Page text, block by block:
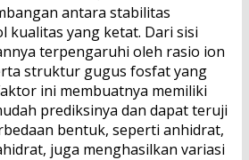
antara stabilitas
kualitas yang ketat. Dari sisi
terpengaruhi oleh rasio ion
struktur gugus fosfat yang
ini membuatnya memiliki
prediksinya dan dapat teruji
bentuk, seperti anhidrat,
juga menghasilkan variasi